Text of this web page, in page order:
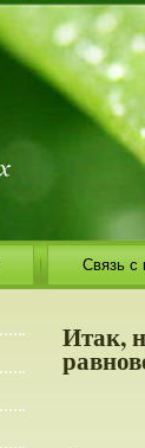
Связь с
Итак,